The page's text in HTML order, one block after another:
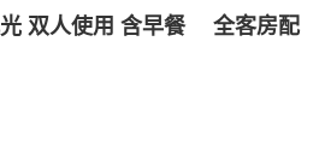
双人使用 含早餐 全客房配